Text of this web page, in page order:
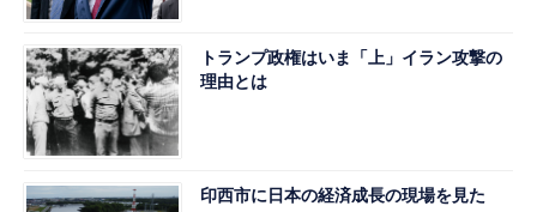
トランプ政権はいま「上」イラン攻撃の
理由とは
印西市に日本の経済成長の現場を見た